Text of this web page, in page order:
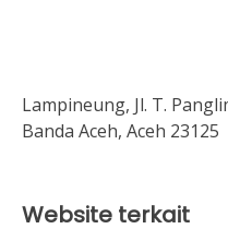
Lampineung, Jl. T.
Banda Aceh, Aceh 23125
Website terkait